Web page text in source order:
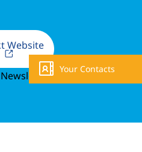
Your Contacts
Website